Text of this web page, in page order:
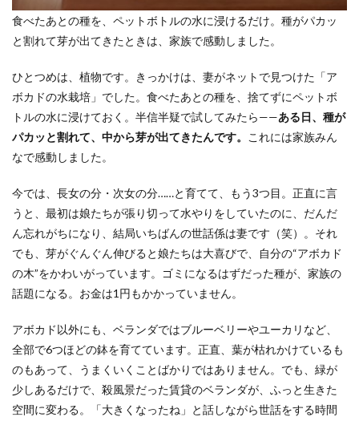
食べたあとの種を、ペットボトルの水に浸けるだけ。種がパカッ
と割れて芽が出てきたときは、家族で感動しました。
ひとつめは、植物です。きっかけは、妻がネットで見つけた「ア
ボカドの水栽培」でした。食べたあとの種を、捨てずにペットボ
トルの水に浸けておく。半信半疑で試してみたら——ある日、種が
パカッと割れて、中から芽が出てきたんです。
これには家族みん
なで感動しました。
今では、長女の分・次女の分……と育てて、もう3つ目。正直に言
うと、最初は娘たちが張り切って水やりをしていたのに、だんだ
ん忘れがちになり、結局いちばんの世話係は妻です（笑）。それ
でも、芽がぐんぐん伸びると娘たちは大喜びで、自分の“アボカド
の木”をかわいがっています。ゴミになるはずだった種が、家族の
話題になる。お金は1円もかかっていません。
アボカド以外にも、ベランダではブルーベリーやユーカリなど、
全部で6つほどの鉢を育てています。正直、葉が枯れかけているも
のもあって、うまくいくことばかりではありません。でも、緑が
少しあるだけで、殺風景だった賃貸のベランダが、ふっと生きた
空間に変わる。「大きくなったね」と話しながら世話をする時間